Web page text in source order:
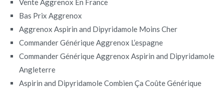
Bas Prix Aggrenox
Aggrenox Aspirin and Dipyridamole Moins Cher
Commander Générique Aggrenox L’espagne
Commander Générique Aggrenox Aspirin and Dipyridamole
Angleterre
Aspirin and Dipyridamole Combien Ça Coûte Générique